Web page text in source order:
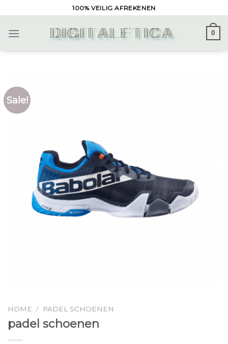
to
content
100% VEILIG AFREKENEN
0
Sale!
HOME / PADEL SCHOENEN
padel schoenen